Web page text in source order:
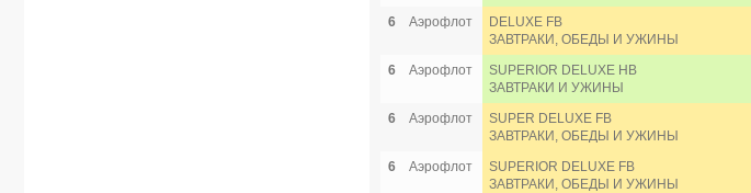
6 Аэрофлот
DELUXE FB
ЗАВТРАКИ, ОБЕДЫ И УЖИНЫ
6 Аэрофлот
SUPERIOR DELUXE HB
ЗАВТРАКИ И УЖИНЫ
6 Аэрофлот
SUPER DELUXE FB
ЗАВТРАКИ, ОБЕДЫ И УЖИНЫ
6 Аэрофлот
SUPERIOR DELUXE FB
ЗАВТРАКИ, ОБЕДЫ И УЖИНЫ